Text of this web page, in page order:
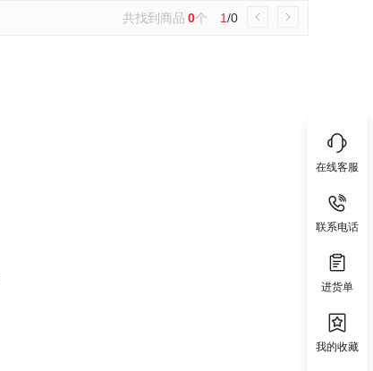
在线客服
联系电话
进货单
我的收藏
共找到商品 0个 1/0